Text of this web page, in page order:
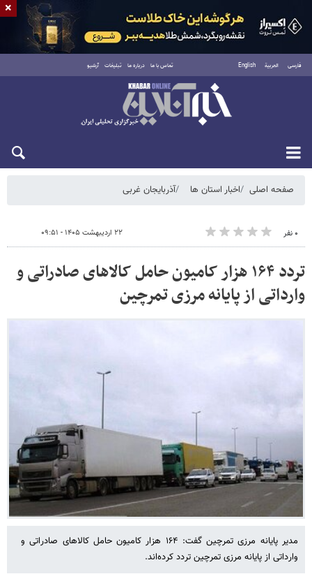
فارسی العربية English تماس با ما درباره ما تبلیغات آرشیو
شنبه ۱۷ مرداد ۱۴۰۵
صفحه اصلی اخبار استان ها آذربایجان غربی
۰ نفر ۲۲ اردیبهشت ۱۴۰۵ - ۰۹:۵۱
تردد ۱۶۴ هزار کامیون حامل کالاهای صادراتی و
وارداتی از پایانه مرزی تمرچین
مدیر پایانه مرزی تمرچین گفت: ۱۶۴ هزار کامیون حامل کالاهای صادراتی و
وارداتی از پایانه مرزی تمرچین تردد کرده‌اند.
×